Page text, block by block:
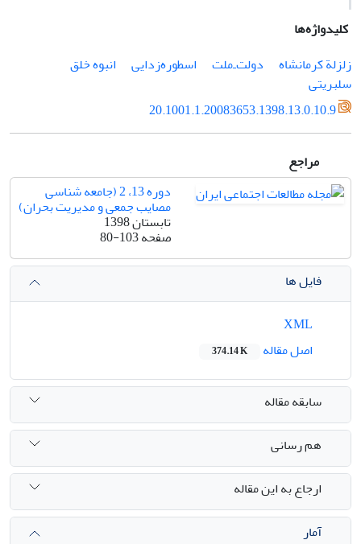
کلیدواژه‌ها
زلزلة کرمانشاه
دولت‌ـ‌ملت اسطوره‌زدایی
انبوه خلق
سلبریتی
20.1001.1.20083653.1398.13.0.10.9
مراجع
دوره 13، 2 (جامعه شناسی
مصایب جمعی و مدیریت بحران)
تابستان 1398
صفحه80-103
فایل ها
اصل مقاله
374.14 K
سابقه مقاله
هم رسانی
ارجاع به این مقاله
آمار